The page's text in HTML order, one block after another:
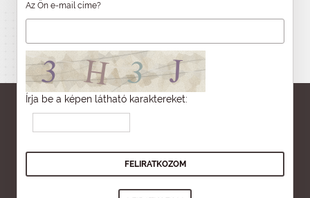
Az Ön e-mail címe?
Írja be a képen látható karaktereket: